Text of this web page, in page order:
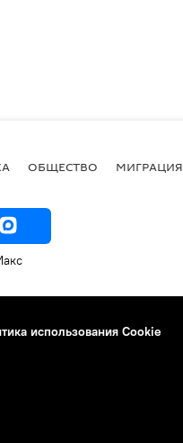
ОБЩЕСТВО МИГРАЦИЯ
использования Cookie